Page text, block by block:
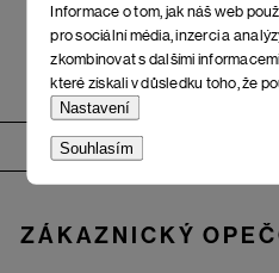
Informace o tom, jak náš web
pro sociální média, inzerci a
zkombinovat s dalšími
které získali v důsledku toho, že
Nastavení
Souhlasím
Zápatí
ZÁKAZNICKÝ